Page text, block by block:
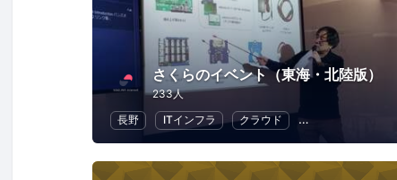
さくらのイベント（東海・北陸版）
233人
長野
ITインフラ クラウド 地域経済と地域社会